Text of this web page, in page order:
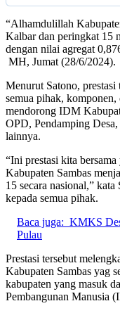
“Alhamdulillah
Kalbar dan peringkat 15
dengan nilai agregat
MH, Jumat (28/6/2024).
Menurut Satono, prestasi
semua pihak,
mendorong IDM
OPD, Pendamping
lainnya.
“Ini prestasi kita
Kabupaten Sambas
15 secara nasional,”
kepada semua pihak.
Baca juga: KMKS
Pulau
Prestasi tersebut
Kabupaten Sambas yag
kabupaten yang masuk
Pembangunan Manusia